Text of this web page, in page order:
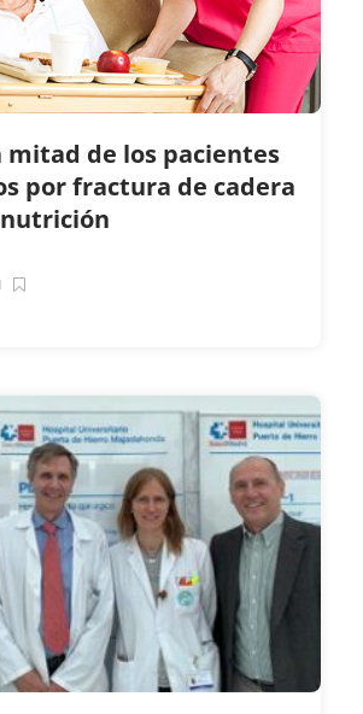
mitad de los pacientes
por fractura de cadera